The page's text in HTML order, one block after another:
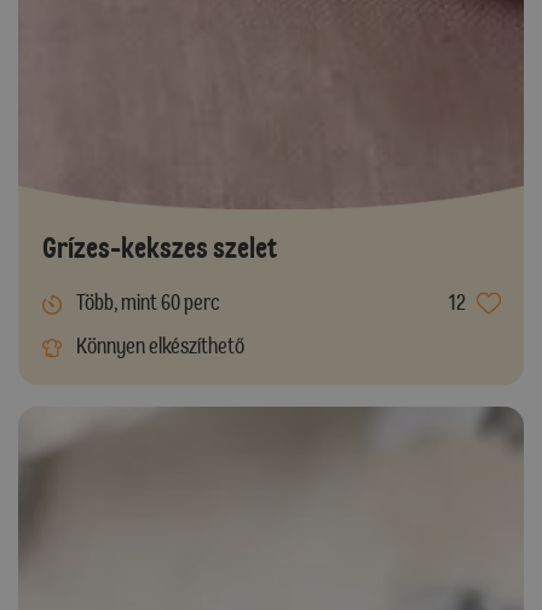
Grízes-kekszes szelet
Több, mint 60 perc
12
Könnyen elkészíthető